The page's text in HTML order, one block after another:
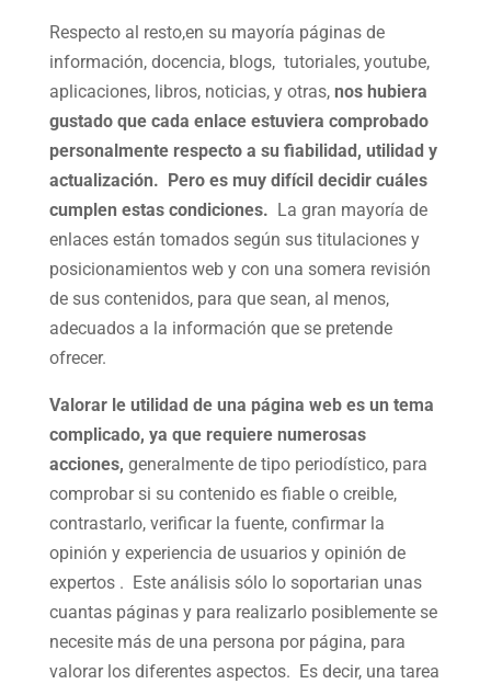
Respecto al resto,en su mayoría páginas de
información, docencia, blogs, tutoriales, youtube,
aplicaciones, libros, noticias, y otras, nos hubiera
gustado que cada enlace estuviera comprobado
personalmente respecto a su fiabilidad, utilidad y
actualización. Pero es muy difícil decidir cuáles
cumplen estas condiciones. La gran mayoría de
enlaces están tomados según sus titulaciones y
posicionamientos web y con una somera revisión
de sus contenidos, para que sean, al menos,
adecuados a la información que se pretende
ofrecer.
Valorar le utilidad de una página web es un tema
complicado, ya que requiere numerosas
acciones, generalmente de tipo periodístico, para
comprobar si su contenido es fiable o creible,
contrastarlo, verificar la fuente, confirmar la
opinión y experiencia de usuarios y opinión de
expertos . Este análisis sólo lo soportarian unas
cuantas páginas y para realizarlo posiblemente se
necesite más de una persona por página, para
valorar los diferentes aspectos. Es decir, una tarea